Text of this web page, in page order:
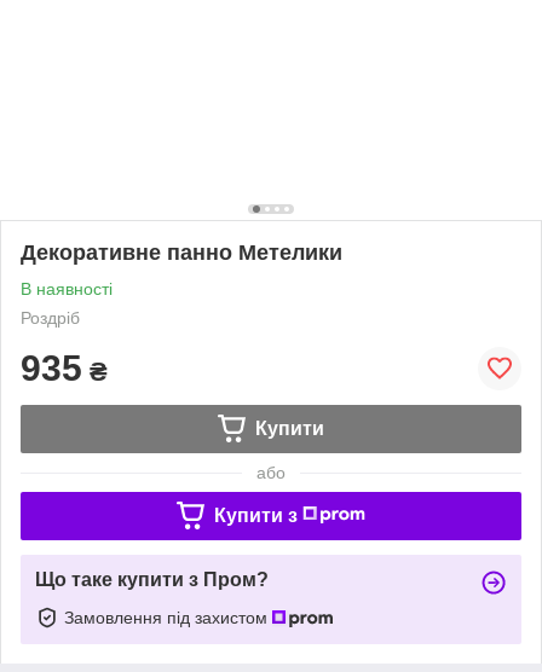
Декоративне панно Метелики
В наявності
Роздріб
935 ₴
Купити
або
Купити з
Що таке купити з Пром?
Замовлення під захистом